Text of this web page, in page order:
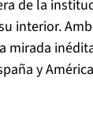
de la
interior.
y